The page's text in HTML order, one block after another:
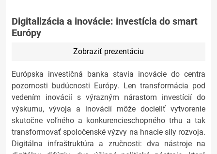
Digitalizácia a inovácie: investícia do smart
Európy
Zobraziť prezentáciu
Európska investičná banka stavia inovácie do centra
pozornosti budúcnosti Európy. Len transformácia pod
vedením inovácií s výrazným nárastom investícií do
výskumu, vývoja a inovácií môže docieliť vytvorenie
skutočne voľného a konkurencieschopného trhu a tak
transformovať spoločenské výzvy na hnacie sily rozvoja.
Digitálna infraštruktúra a zručnosti: dva nástroje na